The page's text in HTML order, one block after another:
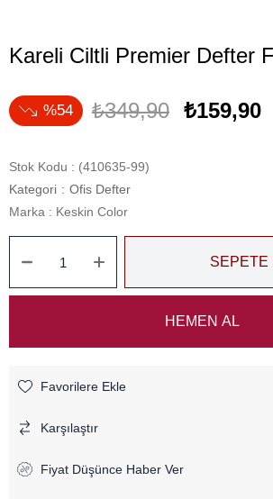
Kareli Ciltli Premier Defter
54 ₺349,90 ₺159,90
Stok Kodu
(410635-99)
Kategori : Ofis Defter
Marka : Keskin Color
Favorilere Ekle
Karşılaştır
Fiyat Düşünce Haber Ver